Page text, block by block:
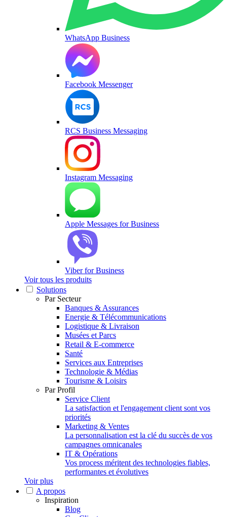
WhatsApp Business
Facebook Messenger
RCS Business Messaging
Instagram Messaging
Apple Messages for Business
Viber for Business
Voir tous les produits
Solutions
Par Secteur
Banques & Assurances
Energie & Télécommunications
Logistique & Livraison
Musées et Parcs
Retail & E-commerce
Santé
Services aux Entreprises
Technologie & Médias
Tourisme & Loisirs
Par Profil
Service Client
La satisfaction et l'engagement client sont vos
priorités
Marketing & Ventes
La personnalisation est la clé du succès de vos
campagnes omnicanales
IT & Opérations
Vos process méritent des technologies fiables,
performantes et évolutives
Voir plus
A propos
Inspiration
Blog